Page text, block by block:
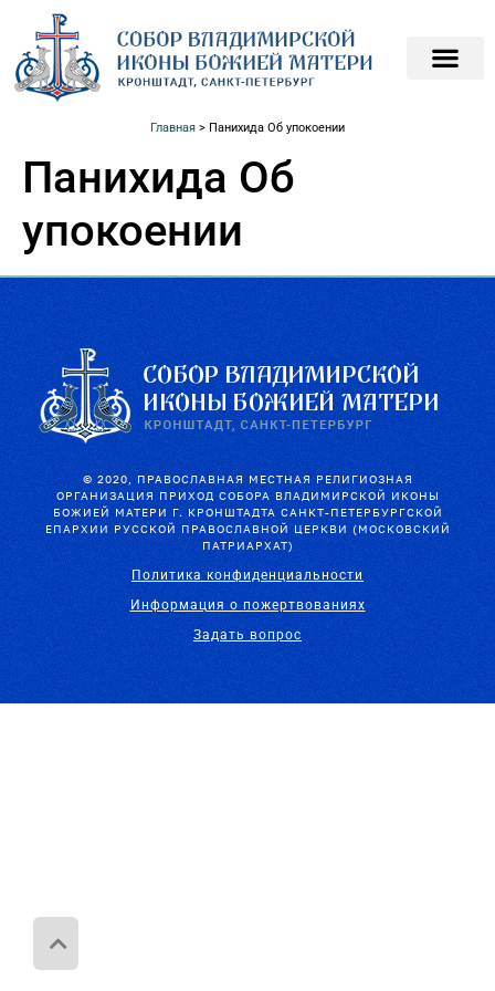
Главная > Панихида Об упокоении
Панихида Об
упокоении
© 2020, ПРАВОСЛАВНАЯ МЕСТНАЯ РЕЛИГИОЗНАЯ
ОРГАНИЗАЦИЯ ПРИХОД СОБОРА ВЛАДИМИРСКОЙ ИКОНЫ
БОЖИЕЙ МАТЕРИ Г. КРОНШТАДТА САНКТ-ПЕТЕРБУРГСКОЙ
ЕПАРХИИ РУССКОЙ ПРАВОСЛАВНОЙ ЦЕРКВИ (МОСКОВСКИЙ
ПАТРИАРХАТ)
Политика конфиденциальности
Информация о пожертвованиях
Задать вопрос